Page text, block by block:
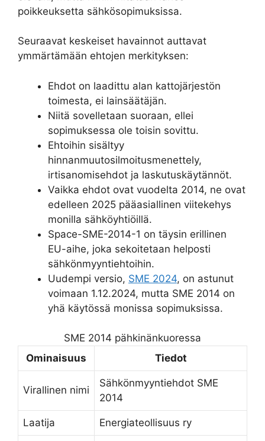
poikkeuksetta sähkösopimuksissa.
Seuraavat keskeiset havainnot auttavat
ymmärtämään ehtojen merkityksen:
Ehdot on laadittu alan kattojärjestön
toimesta, ei lainsäätäjän.
Niitä sovelletaan suoraan, ellei
sopimuksessa ole toisin sovittu.
Ehtoihin sisältyy
hinnanmuutosilmoitusmenettely,
irtisanomisehdot ja laskutuskäytännöt.
Vaikka ehdot ovat vuodelta 2014, ne ovat
edelleen 2025 pääasiallinen viitekehys
monilla sähköyhtiöillä.
Space-SME-2014-1 on täysin erillinen
EU-aihe, joka sekoitetaan helposti
sähkönmyyntiehtoihin.
Uudempi versio, SME 2024, on astunut
voimaan 1.12.2024, mutta SME 2014 on
yhä käytössä monissa sopimuksissa.
SME 2014 pähkinänkuoressa
Ominaisuus
Tiedot
Virallinen nimi
Sähkönmyyntiehdot SME
2014
Laatija Energiateollisuus ry